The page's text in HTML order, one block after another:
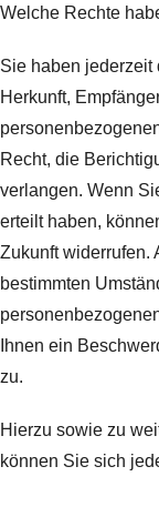
Welche Rechte
Sie haben jederzeit
Herkunft,
Recht, die
verlangen. Wenn
erteilt haben,
Zukunft widerrufen.
bestimmten
Ihnen ein
zu.
Hierzu sowie zu
können Sie sich